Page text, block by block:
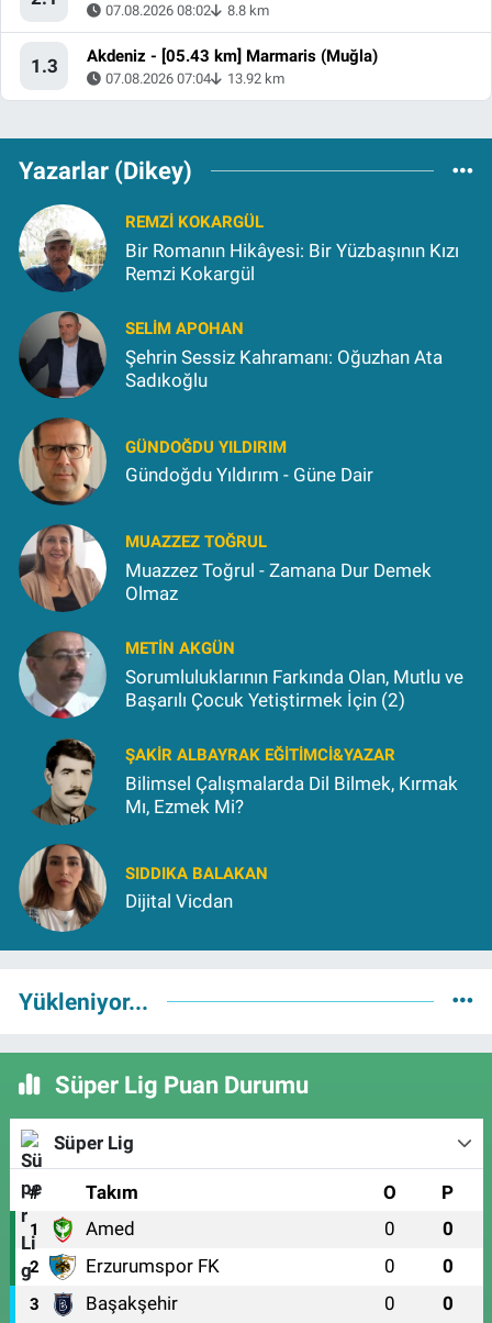
07.08.2026 08:02 8.8 km
1.3 Akdeniz - [05.43 km] Marmaris (Muğla)
07.08.2026 07:04 13.92 km
Yazarlar (Dikey)
REMZI KOKARGÜL
Bir Romanın Hikâyesi: Bir Yüzbaşının Kızı
Remzi Kokargül
SELIM APOHAN
Şehrin Sessiz Kahramanı: Oğuzhan Ata
Sadıkoğlu
GÜNDOĞDU YILDIRIM
Gündoğdu Yıldırım - Güne Dair
MUAZZEZ TOĞRUL
Muazzez Toğrul - Zamana Dur Demek
Olmaz
METIN AKGÜN
Sorumluluklarının Farkında Olan, Mutlu ve
Başarılı Çocuk Yetiştirmek İçin (2)
ŞAKIR ALBAYRAK EĞITIMCI&YAZAR
Bilimsel Çalışmalarda Dil Bilmek, Kırmak
Mı, Ezmek Mi?
SIDDIKA BALAKAN
Dijital Vicdan
Yükleniyor...
Süper Lig Puan Durumu
Süper Lig
# Takım O P
1 Amed 0 0
2 Erzurumspor FK 0 0
3 Başakşehir 0 0